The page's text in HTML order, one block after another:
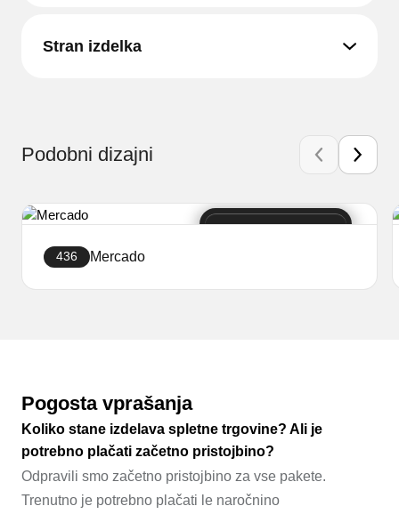
Stran izdelka
Podobni dizajni
436 Mercado
Pogosta vprašanja
Koliko stane izdelava spletne trgovine? Ali je
potrebno plačati začetno pristojbino?
Odpravili smo začetno pristojbino za vse pakete.
Trenutno je potrebno plačati le naročnino